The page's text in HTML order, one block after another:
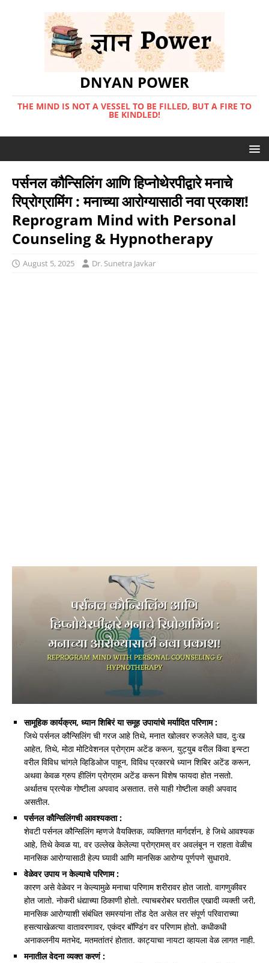
DNYAN POWER
THE MIND IS NOT A VESSEL TO BE FILLED, BUT A FIRE TO
BE KINDLED!
पर्सनल कौन्सिलिंग आणि हिप्नोथेरपीद्वारे मनाचे
रिप्रोग्रामिंग : मनाच्या आरोग्यासाठी नवा प्रकाश!
Reprogram Mind with Personal
Counseling & Hypnotherapy
August 5, 2025 Dr. Sunetra Javkar
सामूहिक कार्यक्रम, ध्यान शिबिरं या समूह उपायांचे मर्यादित परिणाम :
जिथे पर्सनल कौन्सिलिंग ची गरज आहे तिथे, मनात खोलवर रुजलेले घाव, दुःख
आहेत, तिथे, मोठा मोटिवेशनल प्रोग्राम अटेंड करून, युट्युब वरील किंवा इन्स्टा
वरील विविध चांगले व्हिडिओज पाहून, विविध प्रकारचे ध्यान शिबिर अटेंड करून,
अथवा केवळ ग्रुप हीलिंग प्रोग्राम अटेंड करून विशेष फायदा होत नसतो.
अर्थातच प्रत्येक गोष्टीला अपवाद असतात. तसे याही गोष्टीला काही अपवाद
असतील.
पर्सनल कौन्सिलिंगची आवश्यकता :
शेवटी पर्सनल कौन्सिलिंग म्हणजे वैयक्तिक, व्यक्तिगत मार्गदर्शन, हे जिथे आवश्यक
आहे, तिथे केवळ या, वर उल्लेख केलेल्या प्रोग्रामस् वर अवलंबून न राहता वेळीच
मानसिक आरोग्यासाठी हेल्प घ्यावी आणि मानसिक आरोग्य पूर्णपणे सुधारावे.
वेळेवर उपाय न केल्याचे परिणाम :
कारण असे वेळेवर न केल्यामुळे मनाचा परिणाम शरीरावर होत जातो. वागणुकीवर
होत जातो. नोकरी धंद्याच्या ठिकाणी होतो. त्याचबरोबर घरातील एखादी व्यक्ती जरी,
मानसिक आरोग्याशी संबंधित समस्यांना तोंड देत असेल तर संपूर्ण परिवाराच्या
हसत्याखेळत्या वातावरणावर, एकंदर बॉण्डिंग वर परिणाम होतो. कधीकधी
अनाकलनीय मतभेद, मतमतांतरं होतात. काट्याचा नायटा व्हायला वेळ लागत नाही.
मनातील वेदना व्यक्त करणं :